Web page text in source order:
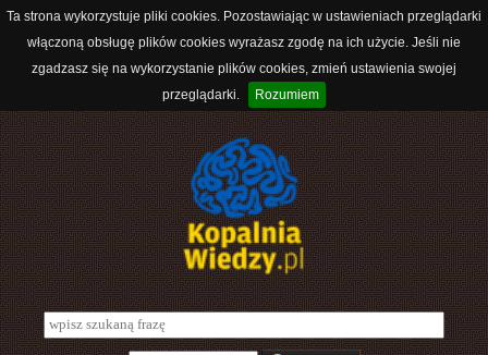
Ta strona wykorzystuje pliki cookies. Pozostawiając w ustawieniach przeglądarki
włączoną obsługę plików cookies wyrażasz zgodę na ich użycie. Jeśli nie
zgadzasz się na wykorzystanie plików cookies, zmień ustawienia swojej
przeglądarki.
Rozumiem